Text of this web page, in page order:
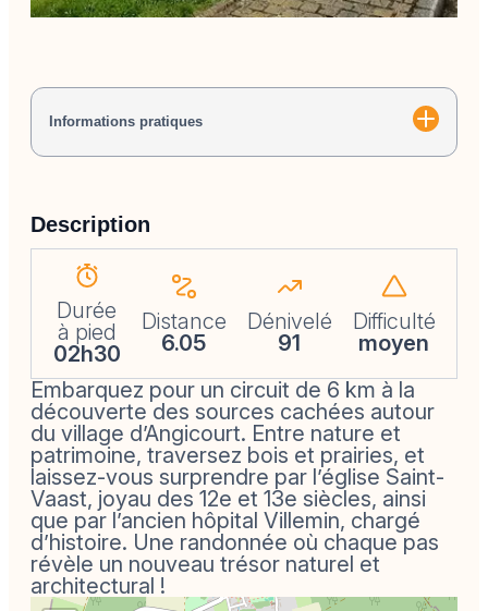
Informations pratiques
Description
Durée
à pied
02h30
Distance
6.05
Dénivelé
91
Difficulté
moyen
Embarquez pour un circuit de 6 km à la
découverte des sources cachées autour
du village d’Angicourt. Entre nature et
patrimoine, traversez bois et prairies, et
laissez-vous surprendre par l’église Saint-
Vaast, joyau des 12e et 13e siècles, ainsi
que par l’ancien hôpital Villemin, chargé
d’histoire. Une randonnée où chaque pas
révèle un nouveau trésor naturel et
architectural !